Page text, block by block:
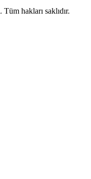
. Tüm hakları saklıdır.